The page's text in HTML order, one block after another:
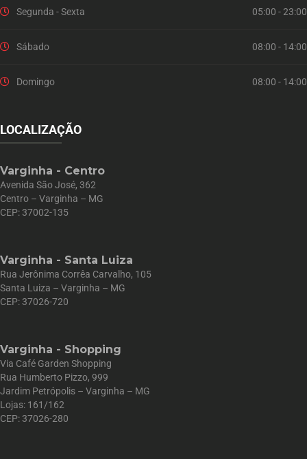
Segunda - Sexta 05:00 - 23:00
Sábado 08:00 - 14:00
Domingo 08:00 - 14:00
LOCALIZAÇÃO
Varginha - Centro
Avenida São José, 362
Centro – Varginha – MG
CEP: 37002-135
Varginha - Santa Luiza
Rua Jerônima Corrêa Carvalho, 105
Santa Luiza – Varginha – MG
CEP: 37026-720
Varginha - Shopping
Via Café Garden Shopping
Rua Humberto Pizzo, 999
Jardim Petrópolis – Varginha – MG
Lojas: 161/162
CEP: 37026-280